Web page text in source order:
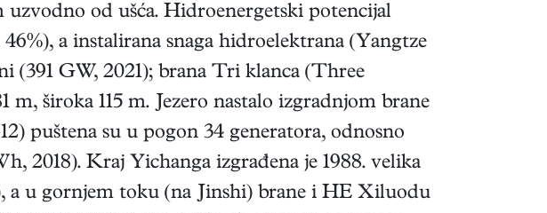
od ušća. Hidroenergetski potencijal
a instalirana snaga hidroelektrana (Yangtze
GW, 2021); brana Tri klanca (Three
m, široka 115 m. Jezero nastalo izgradnjom brane
puštena su u pogon 34 generatora, odnosno
2018). Kraj Yichanga izgrađena je 1988. velika
a u gornjem toku (na Jinshi) brane i HE Xiluodu